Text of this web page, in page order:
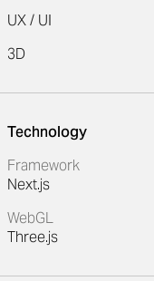
UX / UI
3D
Technology
Framework
Next.js
WebGL
Three.js